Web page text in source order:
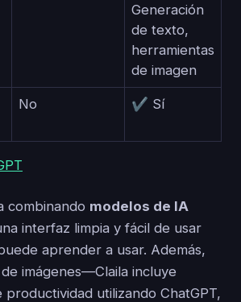
Generación
de texto,
herramientas
de imagen
No ✔ Sí
combinando modelos de IA
interfaz limpia y fácil de usar
aprender a usar. Además,
imágenes—Claila incluye
productividad utilizando ChatGPT,